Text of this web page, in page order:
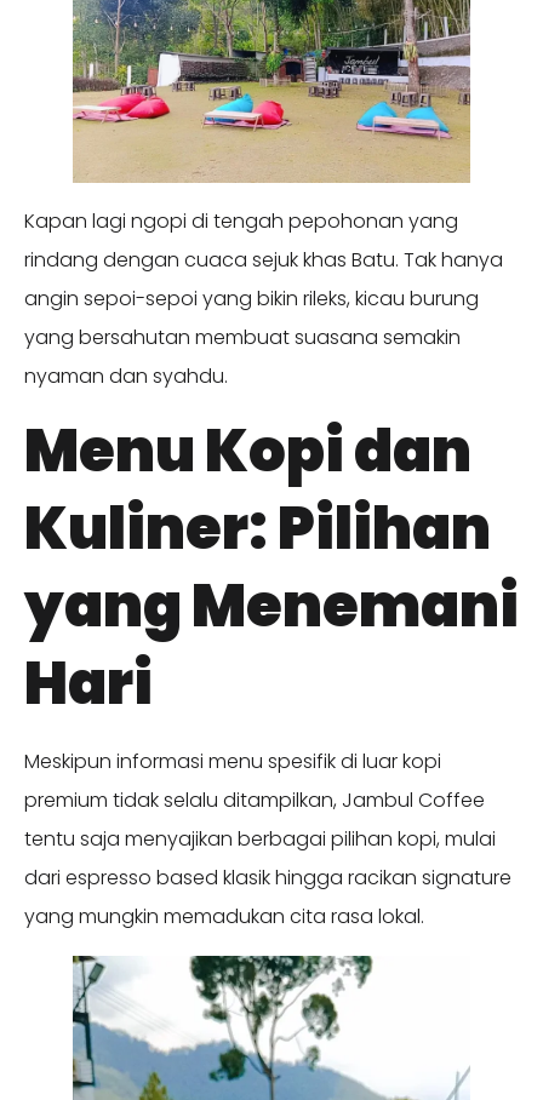
Kapan lagi ngopi di tengah pepohonan yang
rindang dengan cuaca sejuk khas Batu. Tak hanya
angin sepoi-sepoi yang bikin rileks, kicau burung
yang bersahutan membuat suasana semakin
nyaman dan syahdu.
Menu Kopi dan
Kuliner: Pilihan
yang Menemani
Hari
Meskipun informasi menu spesifik di luar kopi
premium tidak selalu ditampilkan, Jambul Coffee
tentu saja menyajikan berbagai pilihan kopi, mulai
dari espresso based klasik hingga racikan signature
yang mungkin memadukan cita rasa lokal.